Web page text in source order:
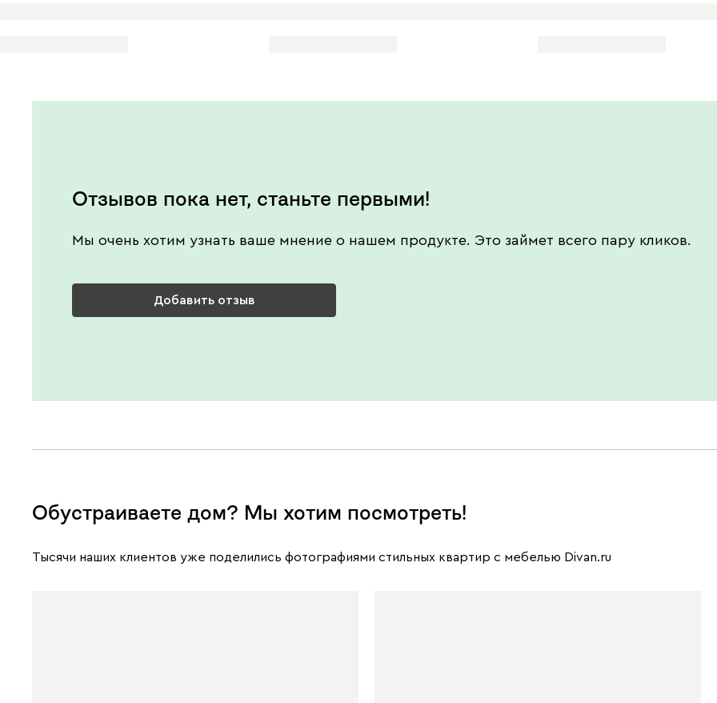
Отзывов пока нет, станьте первыми!
Мы очень хотим узнать ваше мнение о нашем продукте. Это займет всего пару кликов.
Добавить отзыв
Обустраиваете дом? Мы хотим посмотреть!
Тысячи наших клиентов уже поделились фотографиями стильных квартир с мебелью Divan.ru